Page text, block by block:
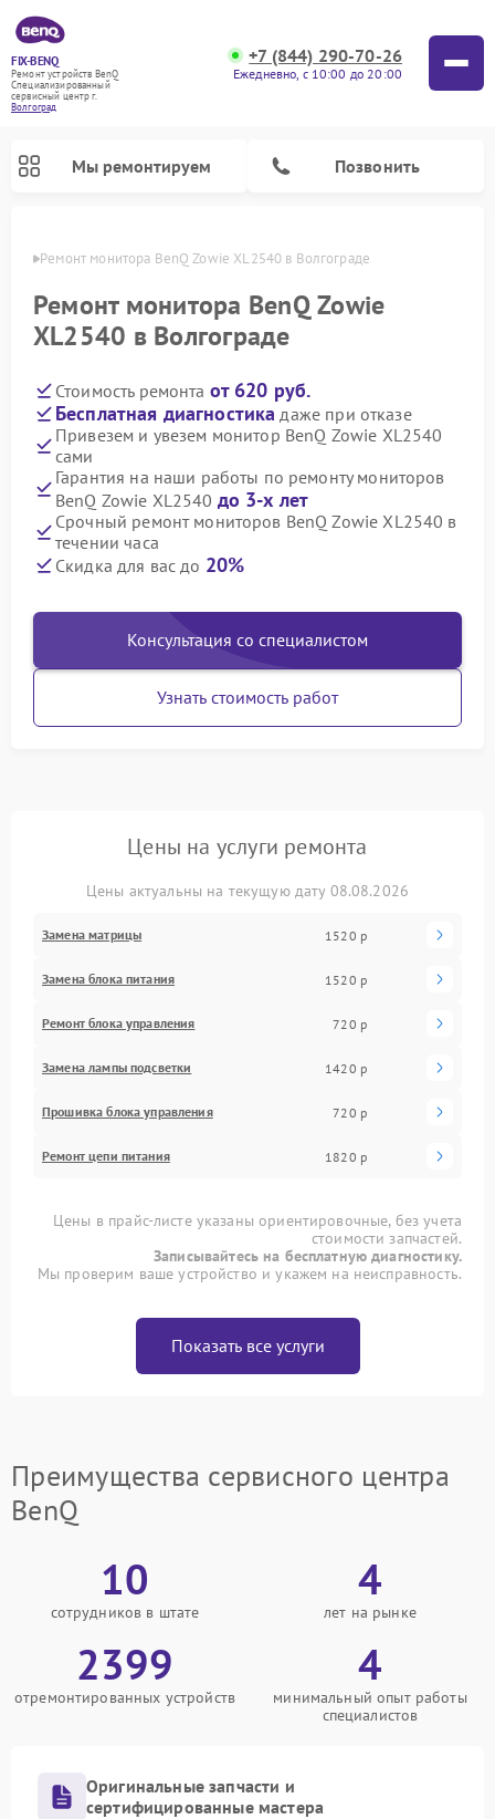
FIX-BENQ
Ремонт устройств BenQ
Специализированный
cервисный центр г.
Волгоград
+7 (844) 290-70-26
Ежедневно, с 10:00 до 20:00
Мы ремонтируем Позвонить
Ремонт монитора BenQ Zowie XL2540 в Волгограде
Ремонт монитора BenQ Zowie
XL2540 в Волгограде
Стоимость ремонта от 620 руб.
Бесплатная диагностика даже при отказе
Привезем и увезем монитор BenQ Zowie XL2540
сами
Гарантия на наши работы по ремонту мониторов
BenQ Zowie XL2540 до 3-х лет
Срочный ремонт мониторов BenQ Zowie XL2540 в
течении часа
Скидка для вас до 20%
Консультация со специалистом
Узнать стоимость работ
Цены на услуги ремонта
Цены актуальны на текущую дату 08.08.2026
Замена матрицы 1520 р
Замена блока питания 1520 р
Ремонт блока управления 720 р
Замена лампы подсветки 1420 р
Прошивка блока управления 720 р
Ремонт цепи питания 1820 р
Цены в прайс-листе указаны ориентировочные, без учета
стоимости запчастей.
Записывайтесь на бесплатную диагностику.
Мы проверим ваше устройство и укажем на неисправность.
Показать все услуги
Преимущества сервисного центра
BenQ
10
сотрудников в штате
4
лет на рынке
2399
отремонтированных устройств
4
минимальный опыт работы
специалистов
Оригинальные запчасти и
сертифицированные мастера